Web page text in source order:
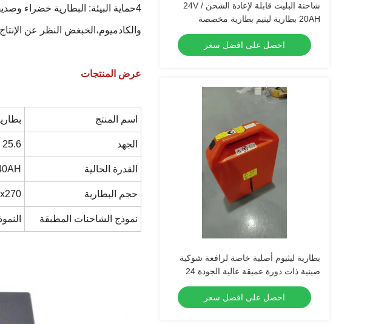
شاحنة البليت قابلة لإعادة الشحن 24V /
20AH بطارية ليتيم بطارية مخصصة
احصل على افضل سعر
بطارية ليثيوم أصلية خاصة لرافعة شوكية
صينية ذات دورة عميقة عالية الجودة 24
فولت 36 أمبير في الساعة لرافعة شوكية
منصات نقالة PET15Nاحصل على افضل سعر
4حماية البيئة: البطارية خضراء
والكادميوم،الخبغض النظر عن
عرض المنتجات
اسم المنتج
الجهد 25.6 فولت
القدرة الحالية
حجم البطارية
نموذج الشاحنات المطبقة